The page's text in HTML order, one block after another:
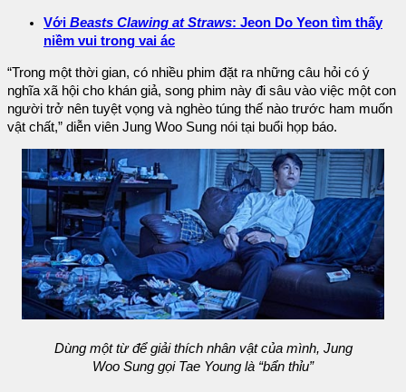
Với Beasts Clawing at Straws: Jeon Do Yeon tìm thấy
niềm vui trong vai ác
“Trong một thời gian, có nhiều phim đặt ra những câu hỏi có ý
nghĩa xã hội cho khán giả, song phim này đi sâu vào việc một con
người trở nên tuyệt vọng và nghèo túng thế nào trước ham muốn
vật chất,” diễn viên Jung Woo Sung nói tại buổi họp báo.
Dùng một từ để giải thích nhân vật của mình, Jung
Woo Sung gọi Tae Young là “bẩn thỉu”